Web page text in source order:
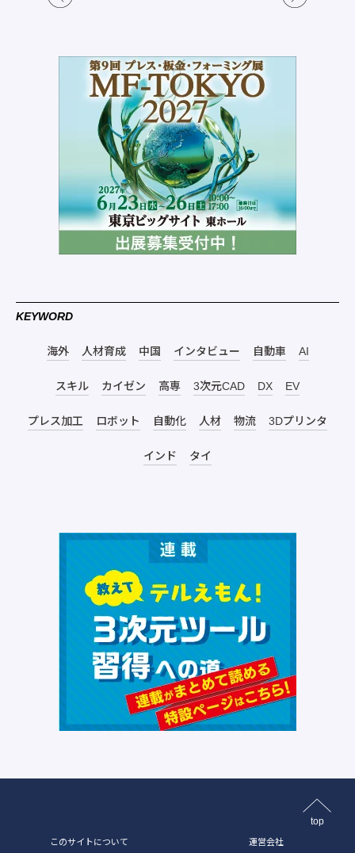
KEYWORD
海外 人材育成 中国 インタビュー 自動車 AI
スキル カイゼン 高専 3次元CAD DX EV
プレス加工 ロボット 自動化 人材 物流 3Dプリンタ
インド タイ
top
このサイトについて 運営会社